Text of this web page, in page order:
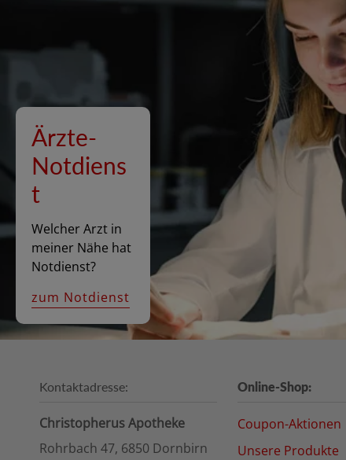
Ärzte-
Notdiens
t
Welcher Arzt in
meiner Nähe hat
Notdienst?
zum Notdienst
Kontaktadresse:
Christopherus Apotheke
Rohrbach 47, 6850 Dornbirn
Online-Shop:
Coupon-Aktionen
Unsere Produkte